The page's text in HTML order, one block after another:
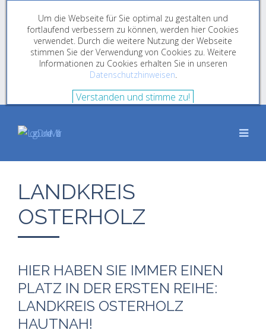
Um die Webseite für Sie optimal zu gestalten und
fortlaufend verbessern zu können, werden hier Cookies
verwendet. Durch die weitere Nutzung der Webseite
stimmen Sie der Verwendung von Cookies zu. Weitere
Informationen zu Cookies erhalten Sie in unseren
Datenschutzhinweisen.
Verstanden und stimme zu!
LANDKREIS
OSTERHOLZ
HIER HABEN SIE IMMER EINEN
PLATZ IN DER ERSTEN REIHE:
LANDKREIS OSTERHOLZ
HAUTNAH!